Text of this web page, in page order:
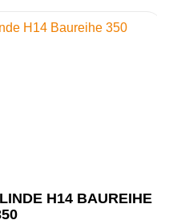
H14 BAUREIHE